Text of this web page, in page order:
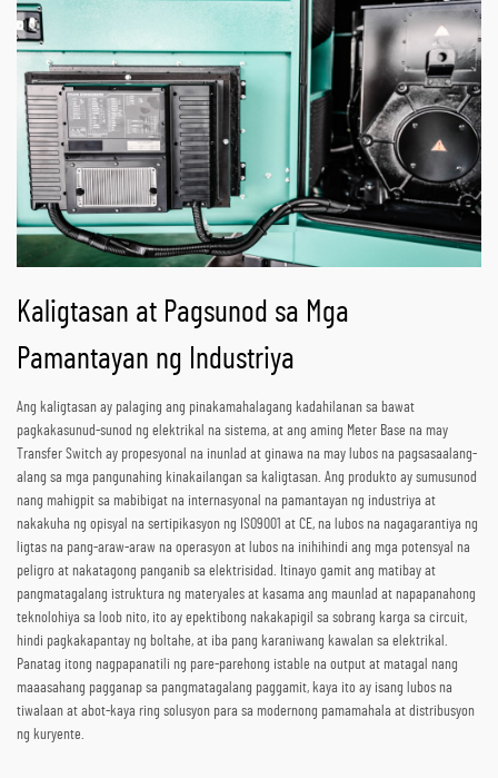
Kaligtasan at Pagsunod sa Mga
Pamantayan ng Industriya
Ang kaligtasan ay palaging ang pinakamahalagang kadahilanan sa bawat
pagkakasunud-sunod ng elektrikal na sistema, at ang aming Meter Base na may
Transfer Switch ay propesyonal na inunlad at ginawa na may lubos na pagsasaalang-
alang sa mga pangunahing kinakailangan sa kaligtasan. Ang produkto ay sumusunod
nang mahigpit sa mabibigat na internasyonal na pamantayan ng industriya at
nakakuha ng opisyal na sertipikasyon ng ISO9001 at CE, na lubos na nagagarantiya ng
ligtas na pang-araw-araw na operasyon at lubos na inihihindi ang mga potensyal na
peligro at nakatagong panganib sa elektrisidad. Itinayo gamit ang matibay at
pangmatagalang istruktura ng materyales at kasama ang maunlad at napapanahong
teknolohiya sa loob nito, ito ay epektibong nakakapigil sa sobrang karga sa circuit,
hindi pagkakapantay ng boltahe, at iba pang karaniwang kawalan sa elektrikal.
Panatag itong nagpapanatili ng pare-parehong istable na output at matagal nang
maaasahang pagganap sa pangmatagalang paggamit, kaya ito ay isang lubos na
tiwalaan at abot-kaya ring solusyon para sa modernong pamamahala at distribusyon
ng kuryente.